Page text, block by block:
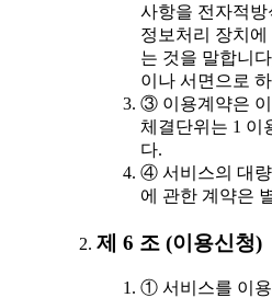
사항을 전자적
정보처리 장치
는 것을 말합니
이나 서면으로
③ 이용계약은
체결단위는 1 이
다.
④ 서비스의 대
에 관한 계약은
제 6 조 (이용신청)
① 서비스를 이용